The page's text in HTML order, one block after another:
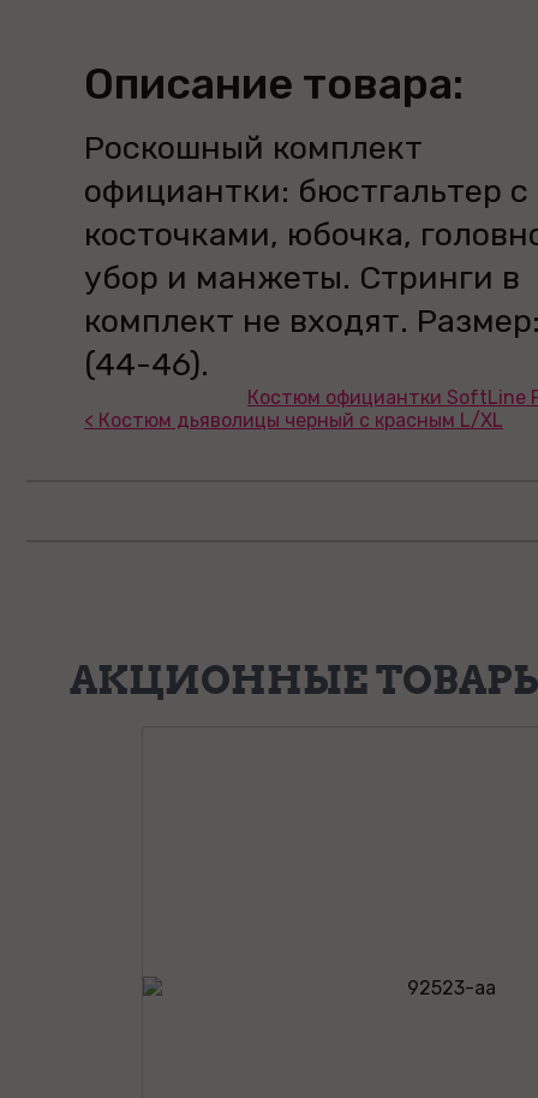
Описание товара:
Роскошный комплект
официантки: бюстгальтер с
косточками, юбочка,
убор и манжеты. Стринги в
комплект не входят.
(44-46).
Костюм официантки SoftLine
< Костюм дьяволицы черный с красным L/XL
АКЦИОННЫЕ